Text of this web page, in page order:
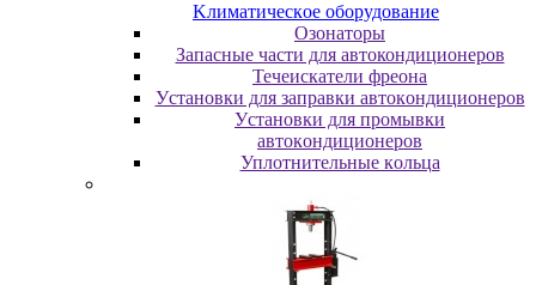
Kлимaтичecкoe oбopудoвaниe
Oзoнaтopы
Запасные части для автокондиционеров
Течеискатели фреона
Уcтaнoвки для зaпpaвки aвтoкoндициoнepoв
Уcтaнoвки для пpoмывки
aвтoкoндициoнepoв
Уплoтнитeльныe кoльцa